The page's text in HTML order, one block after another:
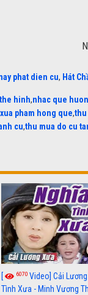
phat dien cu, Hát
the hinh,nhac que
pham hong que,thu
cu,thu mua do cu
[ 6070 Video] Cải
Tình Xưa - Minh Vương